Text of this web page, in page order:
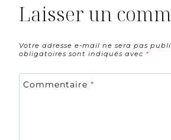
Laisser un
Votre adresse e-mail ne sera pas
obligatoires sont indiqués avec *
Commentaire *